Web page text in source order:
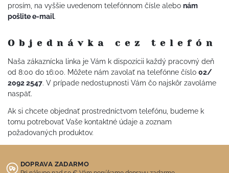
prosím, na vyššie uvedenom telefónnom čísle alebo nám
pošlite e-mail.
Objednávka cez telefón
Naša zákaznícka linka je Vám k dispozícii každý pracovný deň
od 8:00 do 16:00. Môžete nám zavolať na telefónne číslo 02/
2092 2547. V prípade nedostupnosti Vám čo najskôr zavoláme
naspäť.
Ak si chcete objednať prostredníctvom telefónu, budeme k
tomu potrebovať Vaše kontaktné údaje a zoznam
požadovaných produktov.
DOPRAVA ZADARMO